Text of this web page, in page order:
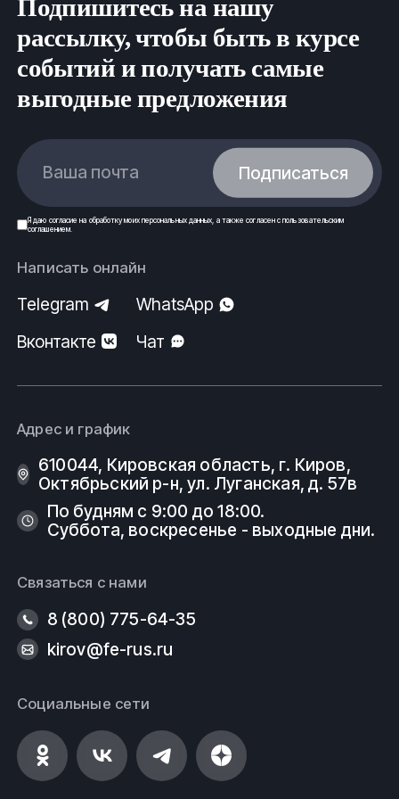
Подпишитесь на нашу
рассылку, чтобы быть в курсе
событий и получать самые
выгодные предложения
Ваша почта Подписаться
Я даю согласие на обработку моих персональных данных , а также согласен спользовательским
соглашением.
Написать онлайн
Telegram
WhatsApp
Вконтакте
Чат
Адрес и график
610044, Кировская область, г. Киров, ​
Октябрьский р-н, ​ул. Луганская, д. 57в
По будням с 9:00 до 18:00.
Суббота, воскресенье - выходные дни.
Связаться с нами
8 (800) 775-64-35
kirov@fe-rus.ru
Социальные сети